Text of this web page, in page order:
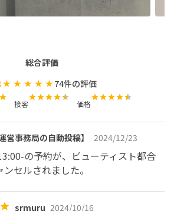
いてます。
爪の健康を考えフィルインを
適しているベースか、どんなジェル
らない為オフさせて頂く場合がござい
イル・オフが苦手な方】
がら施術を進めますのでご安心下さい
総合評価
74件の評価
接客 価格
営事務局の自動投稿】 2024/12/23
の予約が、ビューティスト都合
セルされました。
srmuru 2024/10/16